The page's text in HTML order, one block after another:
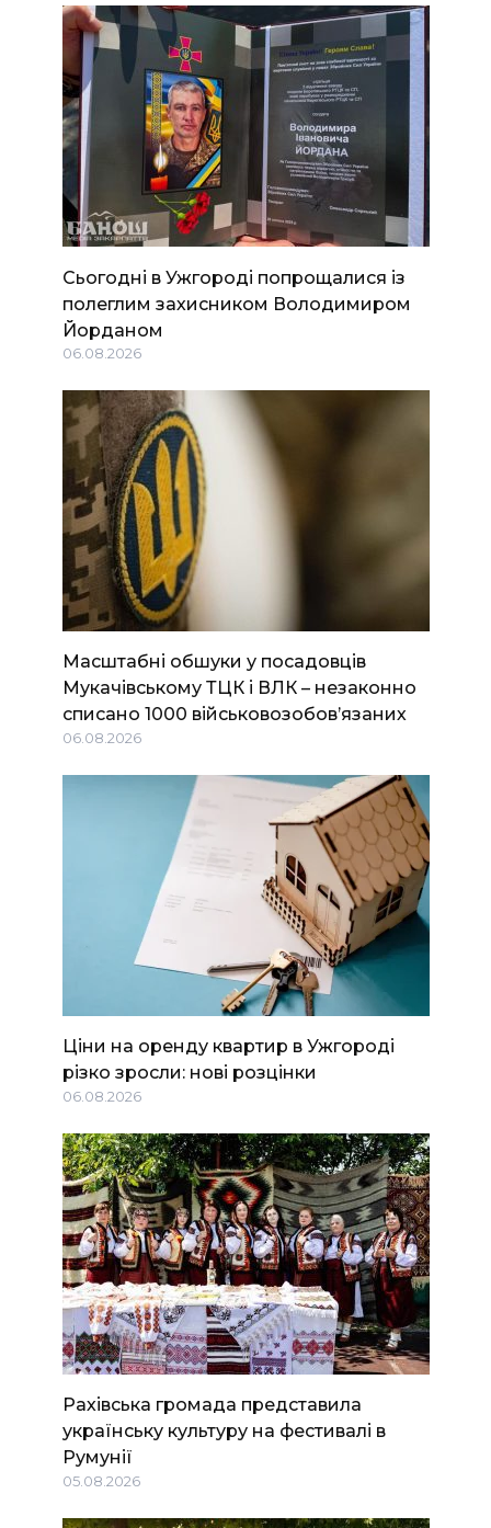
Сьогодні в Ужгороді попрощалися із
полеглим захисником Володимиром
Йорданом
06.08.2026
Масштабні обшуки у посадовців
Мукачівському ТЦК і ВЛК – незаконно
списано 1000 військовозобов’язаних
06.08.2026
Ціни на оренду квартир в Ужгороді
різко зросли: нові розцінки
06.08.2026
Рахівська громада представила
українську культуру на фестивалі в
Румунії
05.08.2026